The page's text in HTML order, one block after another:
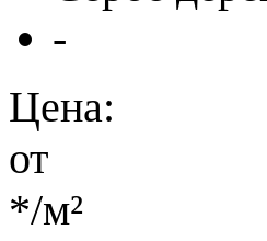
-
Цена:
от
*/м²